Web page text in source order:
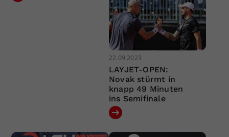
22.09.2023
LAYJET-OPEN:
Novak stürmt in
knapp 49 Minuten
ins Semifinale